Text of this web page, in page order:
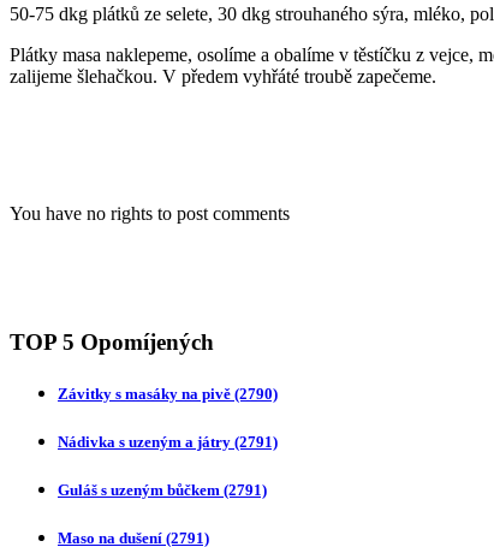
50-75 dkg plátků ze selete, 30 dkg strouhaného sýra, mléko,
Plátky masa naklepeme, osolíme a obalíme v těstíčku z vejce,
zalijeme šlehačkou. V předem vyhřáté troubě zapečeme.
You have no rights to post comments
TOP 5 Opomíjených
Závitky s masáky na pivě (2790)
Nádivka s uzeným a játry (2791)
Guláš s uzeným bůčkem (2791)
Maso na dušení (2791)